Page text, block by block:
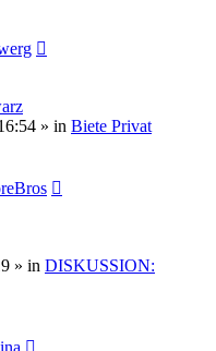
» in Biete Privat
» in DISKUSSION: